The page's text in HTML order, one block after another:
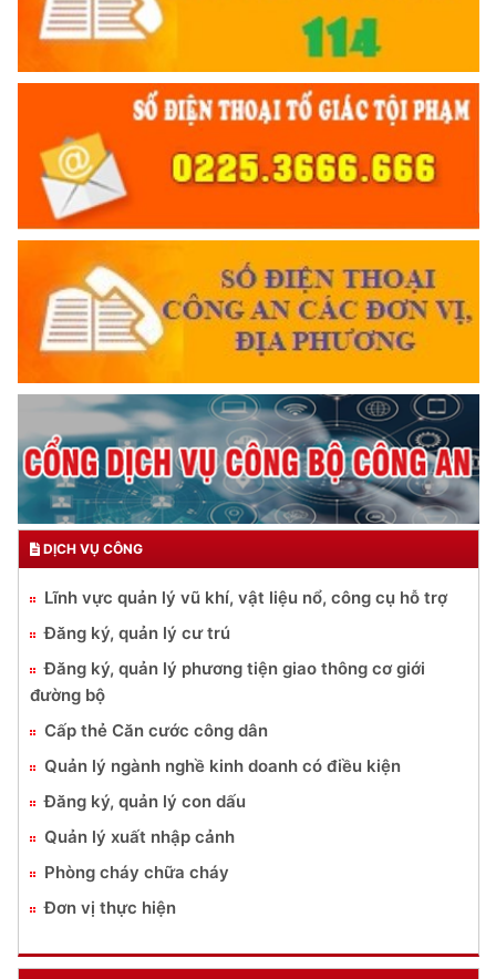
DỊCH VỤ CÔNG
Lĩnh vực quản lý vũ khí, vật liệu nổ, công cụ hỗ trợ
Đăng ký, quản lý cư trú
Đăng ký, quản lý phương tiện giao thông cơ giới
đường bộ
Cấp thẻ Căn cước công dân
Quản lý ngành nghề kinh doanh có điều kiện
Đăng ký, quản lý con dấu
Quản lý xuất nhập cảnh
Phòng cháy chữa cháy
Đơn vị thực hiện